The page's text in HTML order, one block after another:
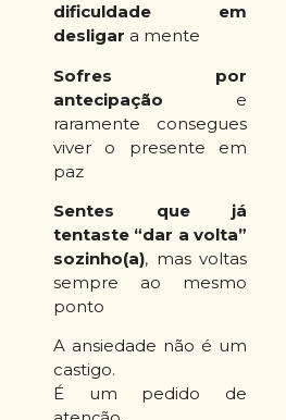
dificuldade em
desligar a mente
Sofres por
antecipação e
raramente consegues
viver o presente em
paz
Sentes que já
tentaste “dar a volta”
sozinho(a), mas voltas
sempre ao mesmo
ponto
A ansiedade não é um
castigo.
É um pedido de